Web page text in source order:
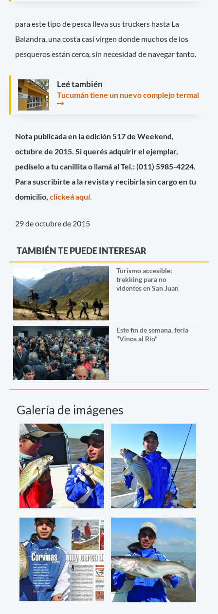
para este tipo de pesca lleva sus truckers hasta La
Balandra, una costa casi virgen donde muchos de los
pesqueros están cerca, sin necesidad de navegar tanto.
Leé también
Tucumán tiene un nuevo complejo termal
Nota publicada en la edición 517 de Weekend,
octubre de 2015. Si querés adquirir el ejemplar,
pedíselo a tu canillita o llamá al Tel.: (011) 5985-4224.
Para suscribirte a la revista y recibirla sin cargo en tu
domicilio,clickeá aquí.
29 de octubre de 2015
TAMBIÉN TE PUEDE INTERESAR
Turismo accesible:
trekking para no
videntes en San Juan
Este fin de semana, feria
"Vinos al Río"
Galería de imágenes